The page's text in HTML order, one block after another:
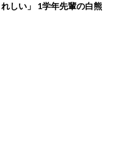
しい」 1学年先輩の白熊